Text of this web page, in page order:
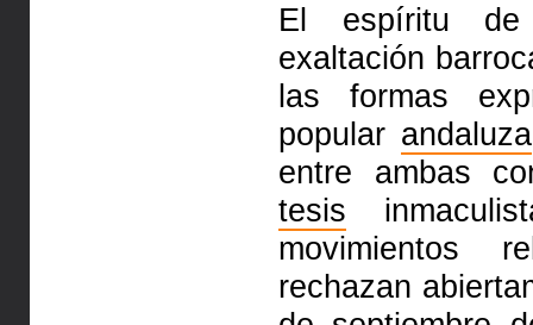
El espíritu
exaltación
las formas
popular andaluza
entre ambas
tesis
movimientos
rechazan